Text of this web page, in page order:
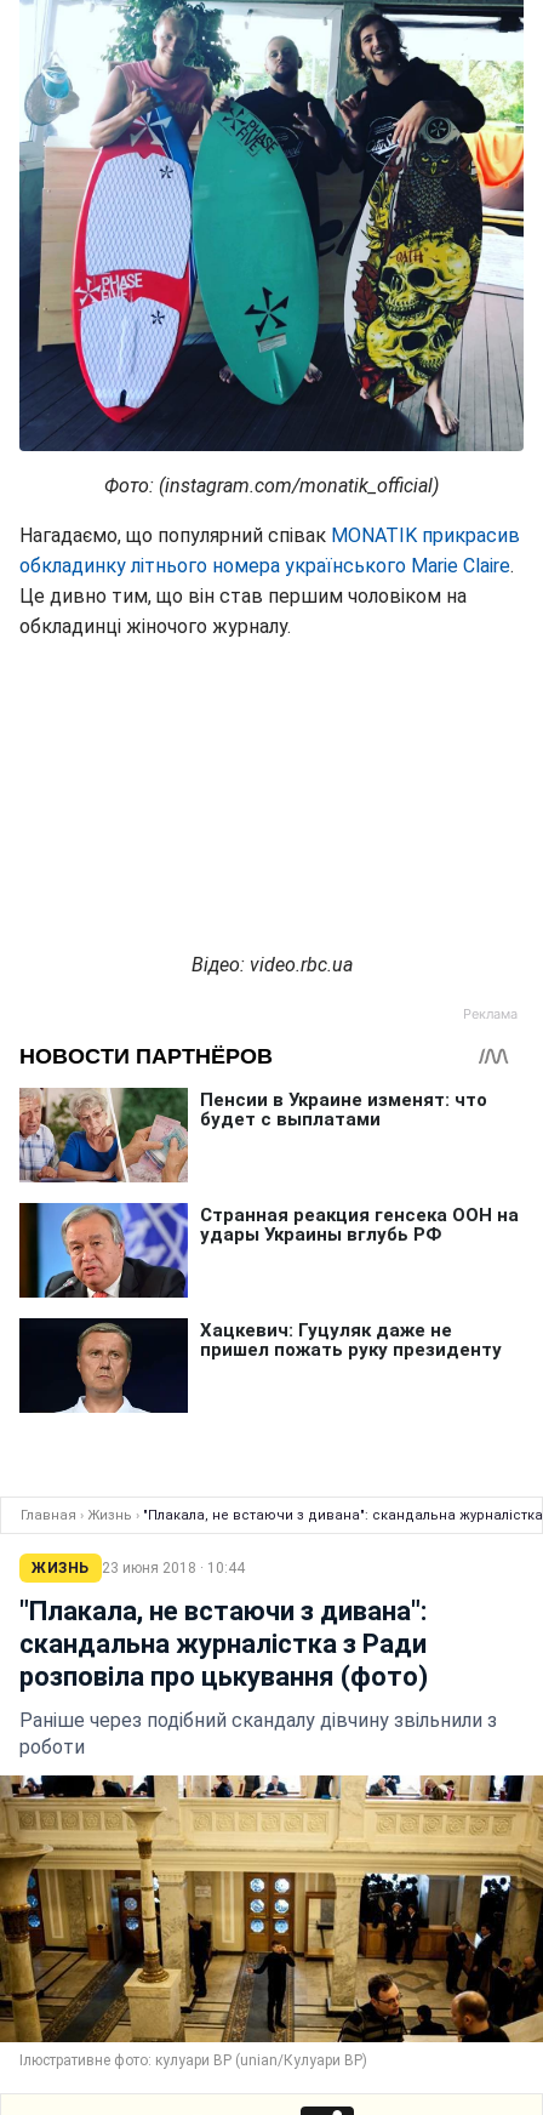
Фото: (instagram.com/monatik_official)
Нагадаємо, що популярний співак MONATIK прикрасив
обкладинку літнього номера українського Marie Claire.
Це дивно тим, що він став першим чоловіком на
обкладинці жіночого журналу.
Відео: video.rbc.ua
Главная › Жизнь › "Плакала, не встаючи з дивана": скандальна
ЖИЗНЬ 23 июня 2018 · 10:44
"Плакала, не встаючи з дивана":
скандальна журналістка з Ради
розповіла про цькування (фото)
Раніше через подібний скандалу дівчину звільнили з
роботи
Ілюстративне фото: кулуари ВР (unian/Кулуари ВР)